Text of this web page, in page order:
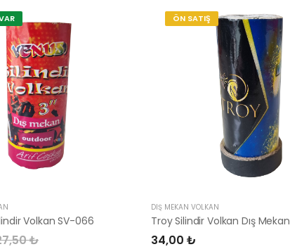
Volkan SV-066
₺
ÖN SATIŞ
DIŞ MEKAN VOLKAN
Troy Silindir Volkan Dış Mekan
34,00 ₺